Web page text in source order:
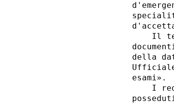
Il
della
esami».
I